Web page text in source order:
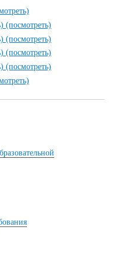
(посмотреть)
(посмотреть)
(посмотреть)
(посмотреть)